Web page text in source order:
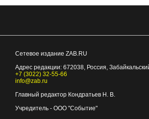
Сетевое издание ZAB.RU
Адрес редакции: 672038, Россия,
+7 (3022) 32-55-66
info@zab.ru
Главный редактор Кондратьев Н. В.
Учредитель - ООО "Событие"